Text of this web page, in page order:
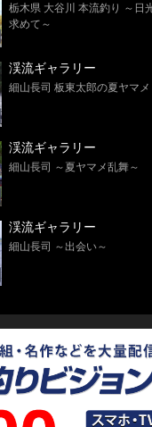
栃木県 大谷川 本流釣り ～日
求めて～
渓流ギャラリー
細山長司 板東太郎の夏ヤマメ
渓流ギャラリー
細山長司 ～夏ヤマメ乱舞～
渓流ギャラリー
細山長司 ～出会い～